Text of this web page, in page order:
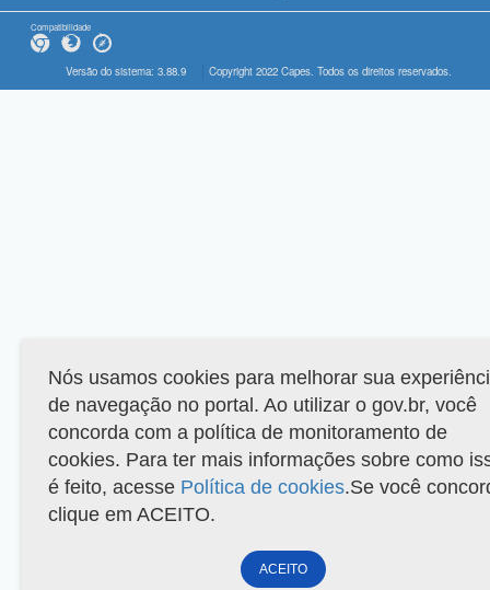
Compatibilidade
Versão do sistema: 3.88.9 Copyright 2022 Capes. Todos os direitos reservados.
Nós usamos cookies para melhorar sua
de navegação no portal. Ao utilizar o gov.br, você
concorda com a política de monitoramento de
cookies. Para ter mais informações sobre como
é feito, acesse Política de cookies.Se você
clique em ACEITO.
ACEITO